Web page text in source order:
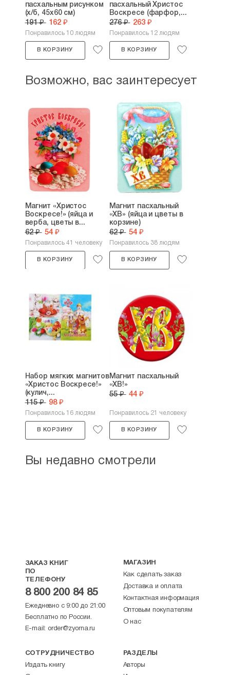
пасхальным рисунком
(х/б, 45х60 см)
191 ₽ 162 ₽
Понравилось 10 людям
В КОРЗИНУ
пасхальный Христос
Воскресе (фарфор,...
276 ₽ 263 ₽
Понравилось 12 людям
В КОРЗИНУ
Возможно, вас заинтересует
Магнит «Христос
Воскресе!» (яйца и
верба, цветы в...
62 ₽ 54 ₽
Понравилось 41 человеку
В КОРЗИНУ
Магнит пасхальный
«ХВ» (яйца и цветы в
корзине)
62 ₽ 54 ₽
Понравилось 38 людям
В КОРЗИНУ
Набор мягких магнитов
«Христос Воскресе!»
(кулич,...
115 ₽ 98 ₽
Понравилось 16 людям
В КОРЗИНУ
Магнит пасхальный
«ХВ!»
55 ₽ 44 ₽
Понравилось 21 человеку
В КОРЗИНУ
Вы недавно смотрели
ЗАКАЗ КНИГ
ПО
ТЕЛЕФОНУ
8 800 200 84 85
Ежедневно с 9:00 до 21:00
Бесплатно по России.
E-mail: order@zyorna.ru
МАГАЗИН
Как сделать заказ
Доставка и оплата
Контактная информация
Оптовым покупателям
О нас
СОТРУДНИЧЕСТВО
Издать книгу
РАЗДЕЛЫ
Авторы